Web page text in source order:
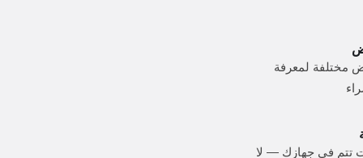
مختلفة لمعرفة
تتم في جهازك — لا